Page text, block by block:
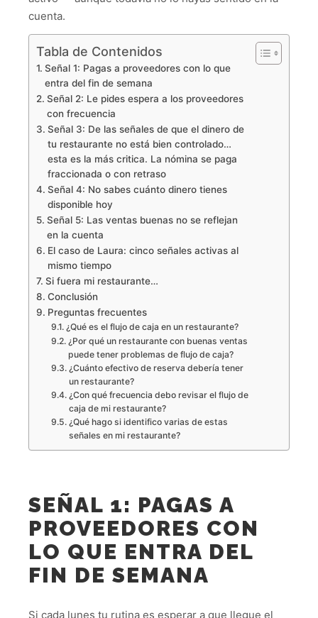
cuenta.
Tabla de Contenidos
Señal 1: Pagas a proveedores con lo que
entra del fin de semana
Señal 2: Le pides espera a los proveedores
con frecuencia
Señal 3: De las señales de que el dinero de
tu restaurante no está bien controlado…
esta es la más critica. La nómina se paga
fraccionada o con retraso
Señal 4: No sabes cuánto dinero tienes
disponible hoy
Señal 5: Las ventas buenas no se reflejan
en la cuenta
El caso de Laura: cinco señales activas al
mismo tiempo
Si fuera mi restaurante…
Conclusión
Preguntas frecuentes
¿Qué es el flujo de caja en un restaurante?
¿Por qué un restaurante con buenas ventas
puede tener problemas de flujo de caja?
¿Cuánto efectivo de reserva debería tener
un restaurante?
¿Con qué frecuencia debo revisar el flujo de
caja de mi restaurante?
¿Qué hago si identifico varias de estas
señales en mi restaurante?
SEÑAL 1: PAGAS A
PROVEEDORES CON
LO QUE ENTRA DEL
FIN DE SEMANA
Si cada lunes tu rutina es esperar a que llegue el